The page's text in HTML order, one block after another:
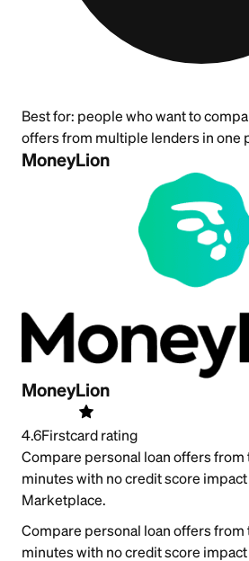
Best for: people who want to
offers from multiple lenders in one
MoneyLion
MoneyLion
4.6Firstcard rating
Compare personal loan offers
minutes with no credit score
Marketplace.
Compare personal loan offers
minutes with no credit score